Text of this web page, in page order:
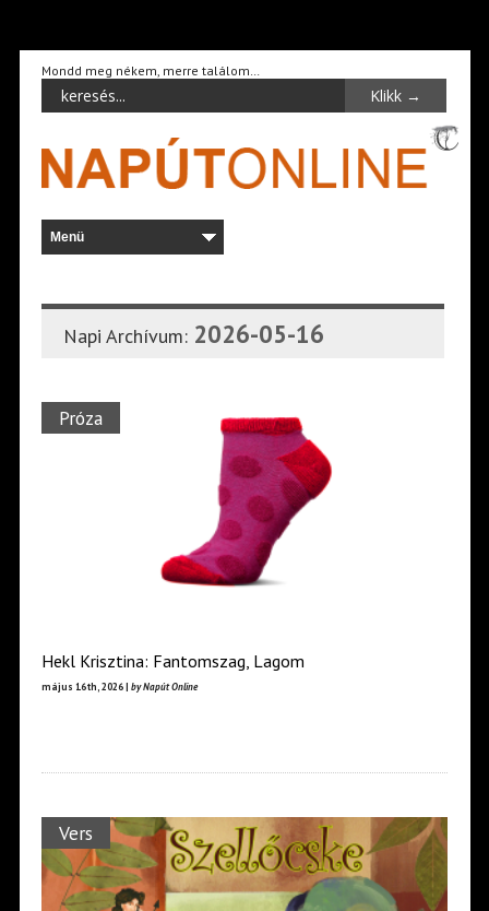
Mondd meg nékem, merre találom…
Napi Archívum: 2026-05-16
Próza
Hekl Krisztina: Fantomszag, Lagom
május 16th, 2026 | by Napút Online
Vers